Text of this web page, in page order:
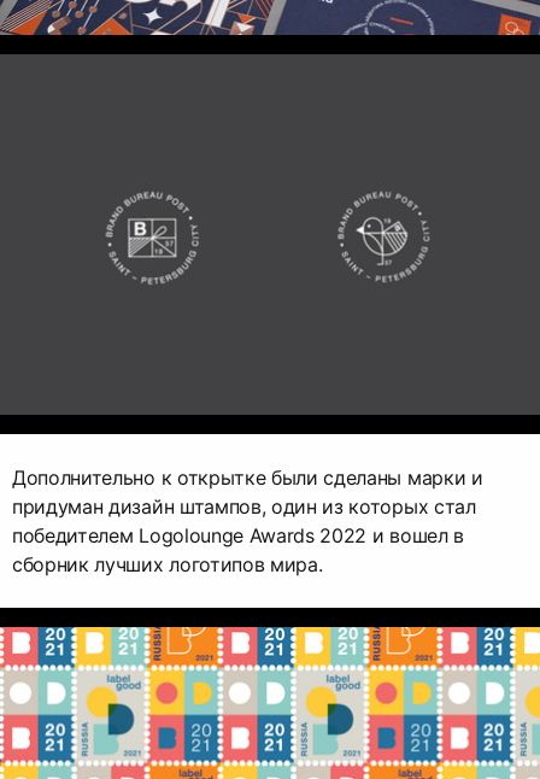
Дополнительно к открытке были сделаны марки и
придуман дизайн штампов, один из которых стал
победителем Logolounge Awards 2022 и вошел в
сборник лучших логотипов мира.